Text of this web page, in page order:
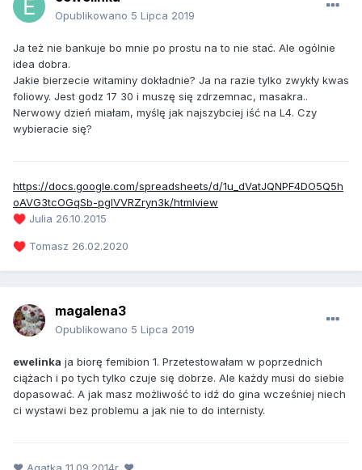
Opublikowano 5 Lipca 2019
Ja też nie bankuje bo mnie po prostu na to nie stać. Ale ogólnie
idea dobra.
Jakie bierzecie witaminy dokładnie? Ja na razie tylko zwykły kwas
foliowy. Jest godz 17 30 i muszę się zdrzemnac, masakra..
Nerwowy dzień miałam, myślę jak najszybciej iść na L4. Czy
wybieracie się?
https://docs.google.com/spreadsheets/d/1u_dVatJQNPF4DO5Q5h
oAVG3tcOGqSb-pglVVRZryn3k/htmlview
♥️ Julia 26.10.2015
♥️ Tomasz 26.02.2020
magalena3
Opublikowano 5 Lipca 2019
ewelinka ja biorę femibion 1. Przetestowałam w poprzednich
ciążach i po tych tylko czuje się dobrze. Ale każdy musi do siebie
dopasować. A jak masz możliwość to idź do gina wcześniej niech
ci wystawi bez problemu a jak nie to do internisty.